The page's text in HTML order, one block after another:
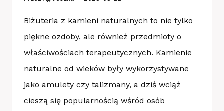
Biżuteria z kamieni naturalnych to nie tylko
piękne ozdoby, ale również przedmioty o
właściwościach terapeutycznych. Kamienie
naturalne od wieków były wykorzystywane
jako amulety czy talizmany, a dziś wciąż
cieszą się popularnością wśród osób